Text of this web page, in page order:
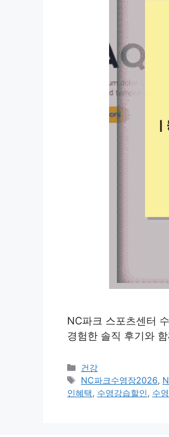
NC파크 스포츠센터
경험한 솔직 후기와
카
테
고
건강
태
그
NC파크수영장2026,
인혜택, 수영강습할인, 수